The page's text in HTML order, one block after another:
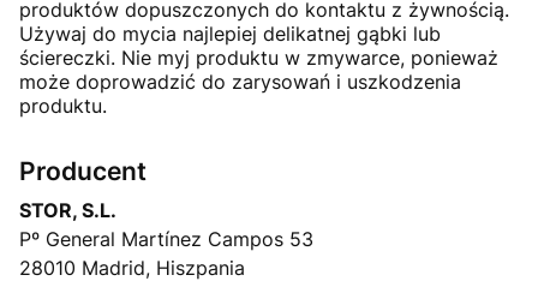
produktów dopuszczonych do kontaktu z żywnością.
Używaj do mycia najlepiej delikatnej gąbki lub
ściereczki. Nie myj produktu w zmywarce, ponieważ
może doprowadzić do zarysowań i uszkodzenia
produktu.
Producent
STOR, S.L.
Pº General Martínez Campos 53
28010 Madrid, Hiszpania